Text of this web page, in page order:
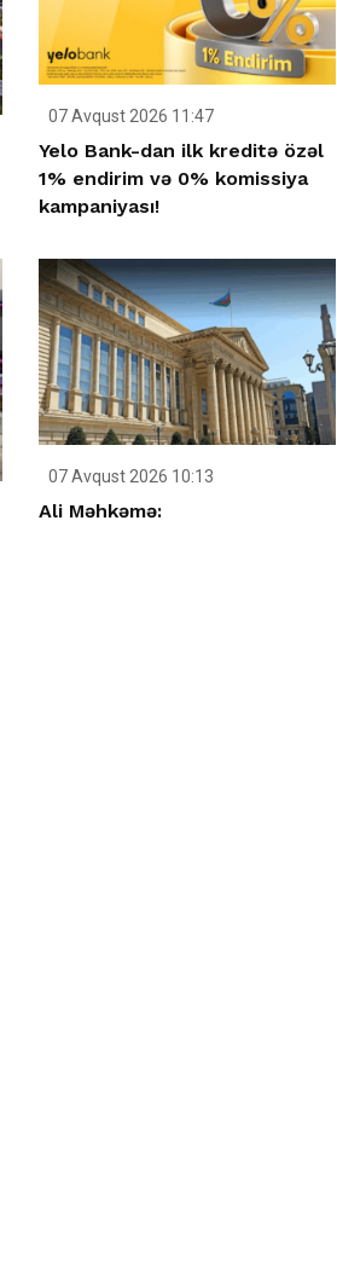
07 Avqust 2026 11:47
Yelo Bank-dan ilk kreditə özəl
1% endirim və 0% komissiya
kampaniyası!
07 Avqust 2026 10:13
Ali Məhkəmə: